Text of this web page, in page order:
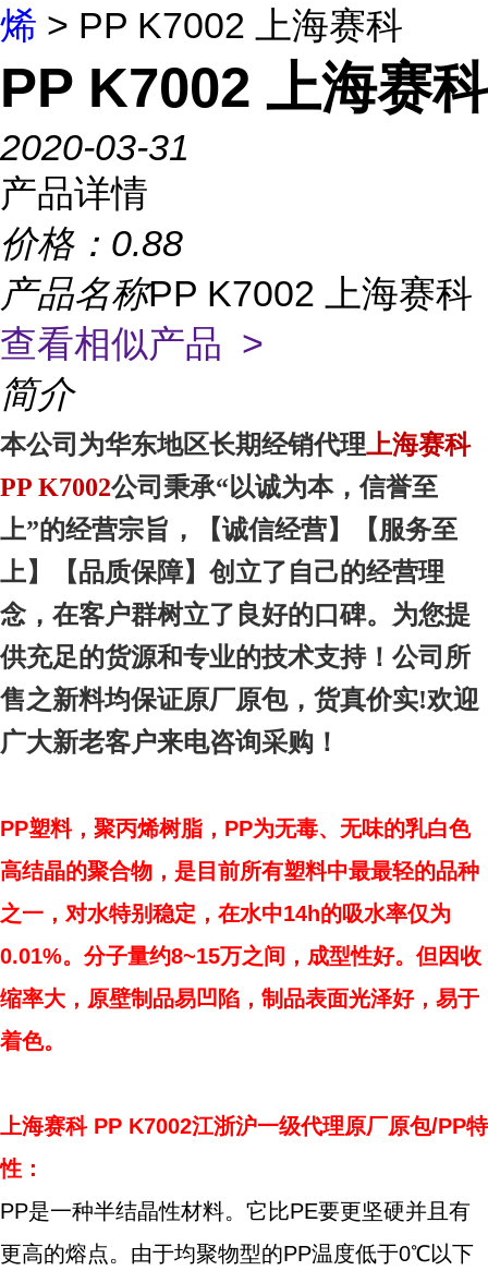
烯 > PP K7002 上海赛科
PP K7002 上海赛科
2020-03-31
产品详情
价格： 0.88
产品名称PP K7002 上海赛科
查看相似产品 >
简介
本公司为华东地区长期经销代理上海赛科
PP K7002公司秉承“以诚为本，信誉至
上”的经营宗旨，【诚信经营】【服务至
上】【品质保障】创立了自己的经营理
念，在客户群树立了良好的口碑。为您提
供充足的货源和专业的技术支持！公司所
售之新料均保证原厂原包，货真价实!欢迎
广大新老客户来电咨询采购！
PP塑料，聚丙烯树脂，PP为无毒、无味的乳白色
高结晶的聚合物，是目前所有塑料中最最轻的品种
之一，对水特别稳定，在水中14h的吸水率仅为
0.01%。分子量约8~15万之间，成型性好。但因收
缩率大，原壁制品易凹陷，制品表面光泽好，易于
着色。
上海赛科 PP K7002江浙沪一级代理原厂原包/PP特
性：
PP是一种半结晶性材料。它比PE要更坚硬并且有
更高的熔点。由于均聚物型的PP温度低于0℃以下